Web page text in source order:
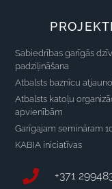
Sabiedrības garīgās
padziļināšana
Atbalsts baznīcu
Atbalsts katoļu
apvienībām
Garīgajam semināram
KABIA iniciatīvas
+371